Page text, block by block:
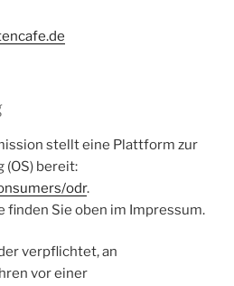
stellt eine Plattform zur
bereit:
odr.
finden Sie oben im Impressum.
verpflichtet, an
vor einer